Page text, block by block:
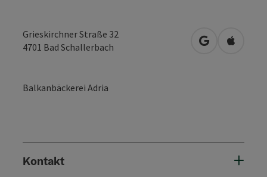
Grieskirchner Straße 32
4701 Bad Schallerbach in Google
in
Balkanbäckerei Adria
Kontakt